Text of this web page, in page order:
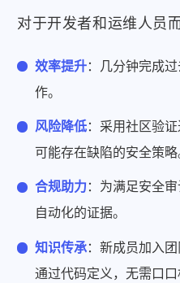
对于开发者和运维人员
效率提升：几分钟完成
作。
风险降低：采用社区验
可能存在缺陷的安全策略
合规助力：为满足安全
自动化的证据。
知识传承：新成员加入
通过代码定义，无需口口